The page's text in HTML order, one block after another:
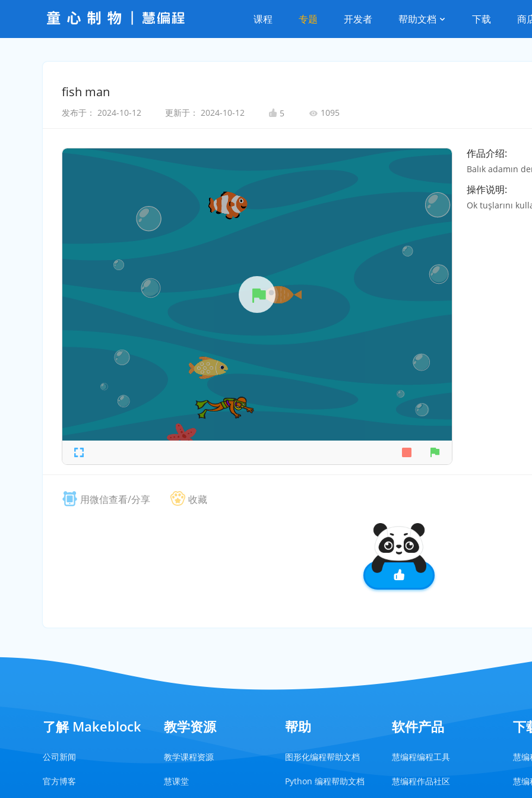
课程 专题 开发者 帮助文档 下载 商
fish man
发布于： 2024-10-12 更新于： 2024-10-12 5 1095
作品介绍:
Balık adamın
操作说明:
Ok tuşlarını
用微信查看/分享 收藏
了解 Makeblock
公司新闻
官方博客
教学资源
教学课程资源
慧课堂
帮助
图形化编程帮助文档
Python 编程帮助文档
软件产品
慧编程编程工具
慧编程作品社区
下
慧
慧